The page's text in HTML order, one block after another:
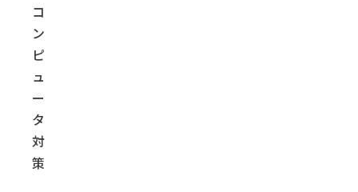
コ
ン
ピ
ュ
ー
タ
対
策